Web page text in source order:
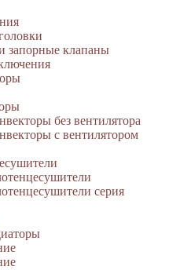
запорные клапаны
без вентилятора
с вентилятором
серия